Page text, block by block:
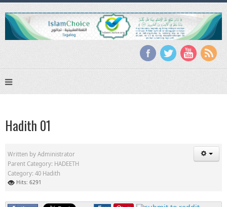
Hadith 01
Written by Administrator
Parent Category: HADEETH
Category: 40 Hadith
Hits: 6291